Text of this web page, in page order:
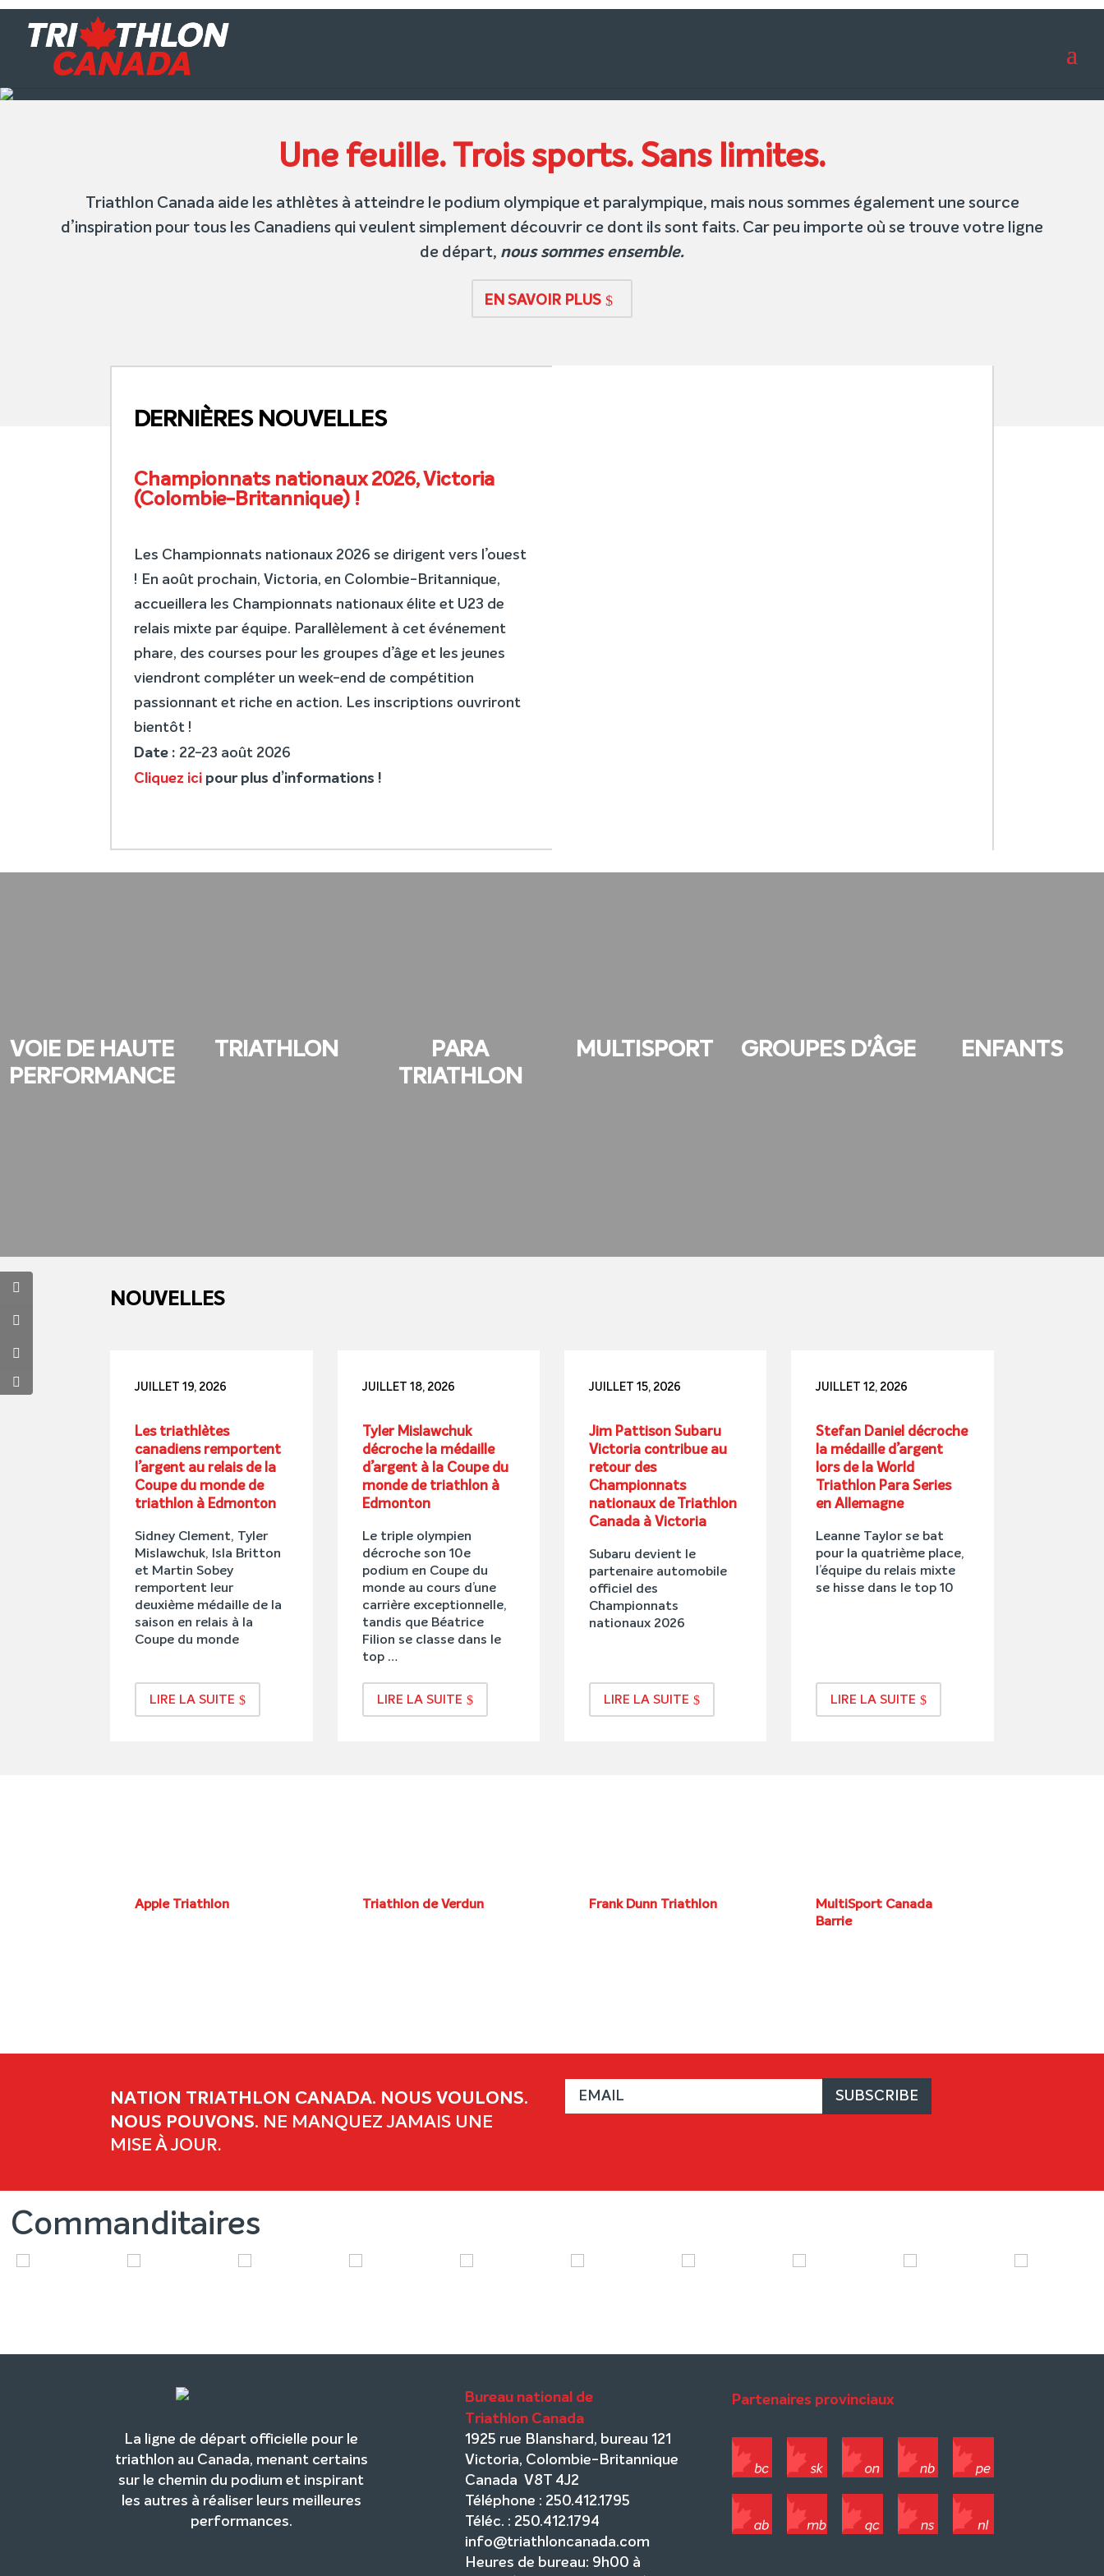
Une feuille. Trois sports. Sans limites.
Triathlon Canada aide les athlètes à atteindre le podium olympique et paralympique, mais nous sommes également une source
d’inspiration pour tous les Canadiens qui veulent simplement découvrir ce dont ils sont faits. Car peu importe où se trouve votre ligne
de départ, nous sommes ensemble.
EN SAVOIR PLUS
DERNIÈRES NOUVELLES
Championnats nationaux 2026, Victoria
(Colombie-Britannique) !
Les Championnats nationaux 2026 se dirigent vers l’ouest
! En août prochain, Victoria, en Colombie-Britannique,
accueillera les Championnats nationaux élite et U23 de
relais mixte par équipe. Parallèlement à cet événement
phare, des courses pour les groupes d’âge et les jeunes
viendront compléter un week-end de compétition
passionnant et riche en action. Les inscriptions ouvriront
bientôt !
Date : 22-23 août 2026
Cliquez ici pour plus d’informations !
VOIE DE HAUTE
PERFORMANCE
TRIATHLON
PARA
TRIATHLON
MULTISPORT GROUPES D'ÂGE ENFANTS
NOUVELLES
JUILLET 19, 2026
Les triathlètes
canadiens remportent
l’argent au relais de la
Coupe du monde de
triathlon à Edmonton
Sidney Clement, Tyler
Mislawchuk, Isla Britton
et Martin Sobey
remportent leur
deuxième médaille de la
saison en relais à la
Coupe du monde
LIRE LA SUITE
JUILLET 18, 2026
Tyler Mislawchuk
décroche la médaille
d’argent à la Coupe du
monde de triathlon à
Edmonton
Le triple olympien
décroche son 10e
podium en Coupe du
monde au cours d’une
carrière exceptionnelle,
tandis que Béatrice
Filion se classe dans le
top …
LIRE LA SUITE
JUILLET 15, 2026
Jim Pattison Subaru
Victoria contribue au
retour des
Championnats
nationaux de Triathlon
Canada à Victoria
Subaru devient le
partenaire automobile
officiel des
Championnats
nationaux 2026
LIRE LA SUITE
JUILLET 12, 2026
Stefan Daniel décroche
la médaille d’argent
lors de la World
Triathlon Para Series
en Allemagne
Leanne Taylor se bat
pour la quatrième place,
l’équipe du relais mixte
se hisse dans le top 10
LIRE LA SUITE
Apple Triathlon Triathlon de Verdun Frank Dunn Triathlon
MultiSport Canada
Barrie
NATION TRIATHLON CANADA. NOUS VOULONS.
NOUS POUVONS. NE MANQUEZ JAMAIS UNE
MISE À JOUR.
Commanditaires
La ligne de départ officielle pour le
triathlon au Canada, menant certains
sur le chemin du podium et inspirant
les autres à réaliser leurs meilleures
performances.
Bureau national de
Triathlon Canada
1925 rue Blanshard, bureau 121
Victoria, Colombie-Britannique
Canada V8T 4J2
Téléphone : 250.412.1795
Téléc. : 250.412.1794
info@triathloncanada.com
Heures de bureau: 9h00 à
Partenaires provinciaux